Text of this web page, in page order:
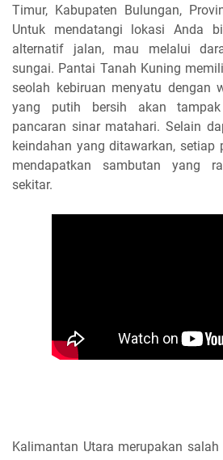
Timur, Kabupaten Bulungan,
Untuk mendatangi lokasi Anda
alternatif jalan, mau melalui
sungai. Pantai Tanah Kuning
seolah kebiruan menyatu dengan
yang putih bersih akan
pancaran sinar matahari. Selain
keindahan yang ditawarkan, setiap
mendapatkan sambutan yang
sekitar.
Kalimantan Utara merupakan